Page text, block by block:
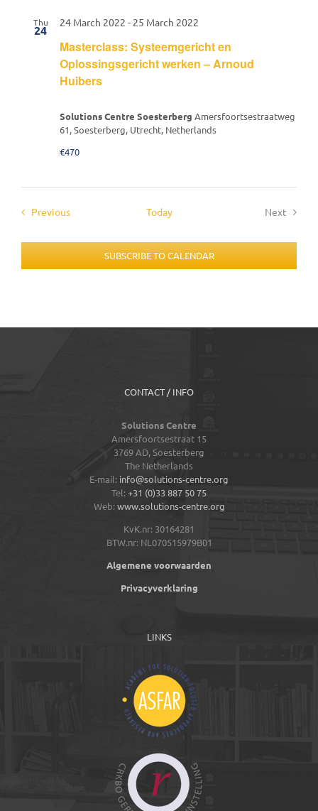
Thu
24
Masterclass: Systeemgericht en
Oplossingsgericht werken – Arnoud
Huibers
24 March 2022 - 25 March 2022
Solutions Centre Soesterberg Amersfoortsestraatweg
61, Soesterberg, Utrecht, Netherlands
€470
PreviousEvents Today
Next
SUBSCRIBE TO CALENDAR
CONTACT / INFO
Solutions Centre
Amersfoortsestraat 15
3769 AD,Soesterberg
The Netherlands
E-mail: info@solutions-centre.org
Tel: +31 (0)33 887 50 75
Web:www.solutions-centre.org
KvK.nr: 30164281
BTW.nr: NL070515979B01
Algemene voorwaarden
Privacyverklaring
LINKS